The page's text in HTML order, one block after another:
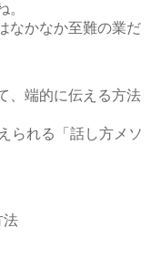
。
なかなか至難の業だ
、端的に伝える方法
られる「話し方メソ
法